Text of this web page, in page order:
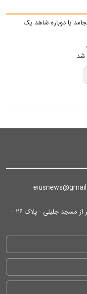
یا دوباره شاهد یک
شد
آدرس: تهران/ انتهای خیابان ایرانشهر - پایین تر از مسجد جلیلی - پلاک ۲۶ -